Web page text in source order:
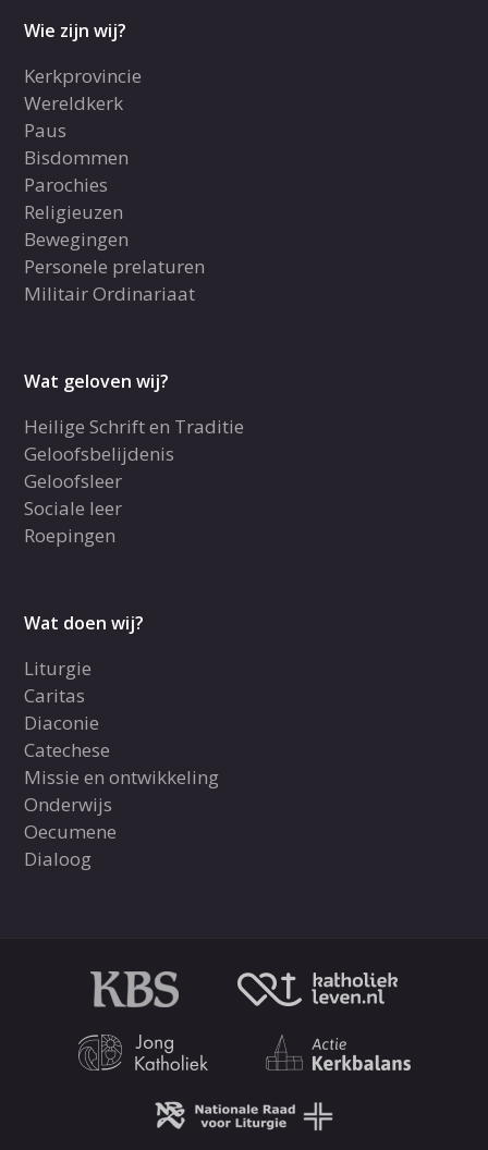
Wie zijn wij?
Kerkprovincie
Wereldkerk
Paus
Bisdommen
Parochies
Religieuzen
Bewegingen
Personele prelaturen
Militair Ordinariaat
Wat geloven wij?
Heilige Schrift en Traditie
Geloofsbelijdenis
Geloofsleer
Sociale leer
Roepingen
Wat doen wij?
Liturgie
Caritas
Diaconie
Catechese
Missie en ontwikkeling
Onderwijs
Oecumene
Dialoog